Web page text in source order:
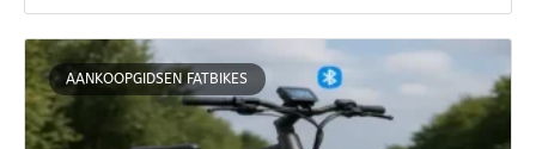
AANKOOPGIDSEN FATBIKES